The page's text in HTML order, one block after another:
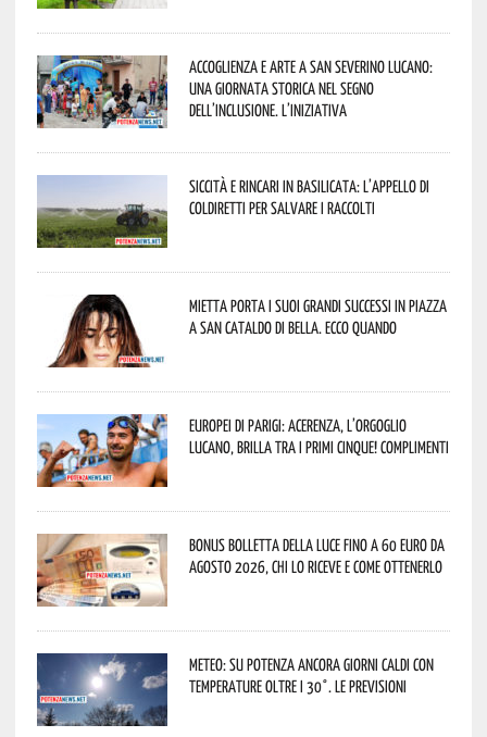
Accoglienza e arte a San Severino Lucano:
una giornata storica nel segno
dell’inclusione. L’iniziativa
Siccità e rincari in Basilicata: l’appello di
Coldiretti per salvare i raccolti
Mietta porta i suoi grandi successi in piazza
a San Cataldo di Bella. Ecco quando
Europei di Parigi: Acerenza, l’orgoglio
lucano, brilla tra i primi cinque! Complimenti
Bonus bolletta della luce fino a 60 euro da
agosto 2026, chi lo riceve e come ottenerlo
Meteo: su Potenza ancora giorni caldi con
temperature oltre i 30°. Le previsioni